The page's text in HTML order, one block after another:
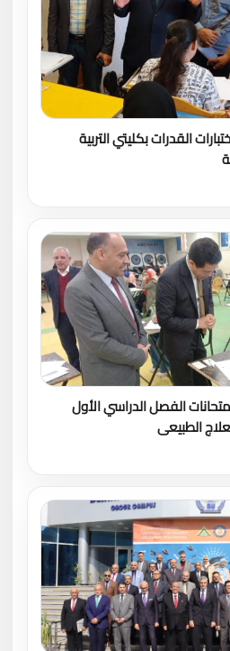
القدرات بكليتي التربية
الفصل الدراسي الأول
الطبيعى